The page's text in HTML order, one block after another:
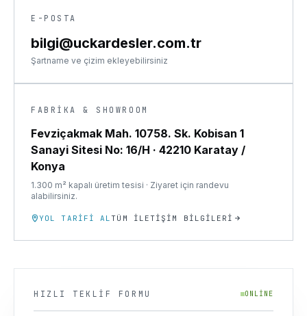
E-POSTA
bilgi@uckardesler.com.tr
Şartname ve çizim ekleyebilirsiniz
FABRIKA & SHOWROOM
Fevziçakmak Mah. 10758. Sk. Kobisan 1
Sanayi Sitesi No: 16/H · 42210 Karatay /
Konya
1.300 m² kapalı üretim tesisi · Ziyaret için randevu
alabilirsiniz.
YOL TARIFI ALTÜM İLETIŞIM BILGILERI
HIZLI TEKLIF FORMU ONLINE